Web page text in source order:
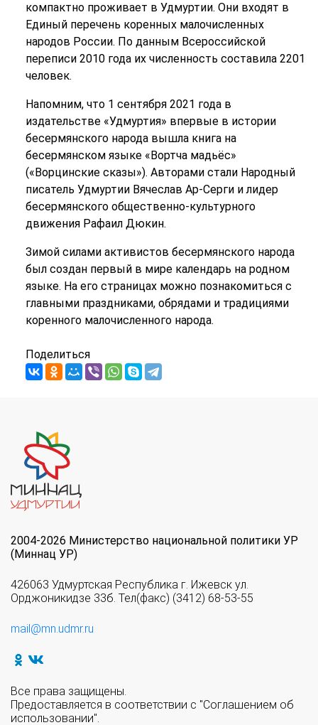
компактно проживает в Удмуртии. Они входят в
Единый перечень коренных малочисленных
народов России. По данным Всероссийской
переписи 2010 года их численность составила 2201
человек.
Напомним, что 1 сентября 2021 года в
издательстве «Удмуртия» впервые в истории
бесермянского народа вышла книга на
бесермянском языке «Вортча мадьёс»
(«Ворцинские сказы»). Авторами стали Народный
писатель Удмуртии Вячеслав Ар-Серги и лидер
бесермянского общественно-культурного
движения Рафаил Дюкин.
Зимой силами активистов бесермянского народа
был создан первый в мире календарь на родном
языке. На его страницах можно познакомиться с
главными праздниками, обрядами и традициями
коренного малочисленного народа.
Поделиться
2004-2026 Министерство национальной политики УР
(Миннац УР)
426063 Удмуртская Республика г. Ижевск ул.
Орджоникидзе 33б. Тел(факс) (3412) 68-53-55
mail@mn.udmr.ru
Все права защищены.
Предоставляется в соответствии с "Соглашением об
использовании".